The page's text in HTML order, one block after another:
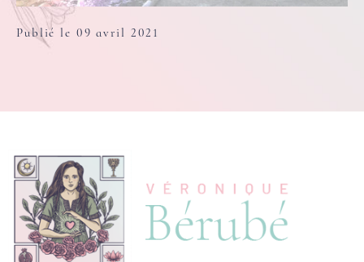
Publié le 09 avril 2021